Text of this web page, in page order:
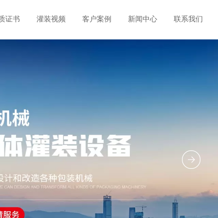
证书 灌装视频 客户案例 新闻中心 联系我们